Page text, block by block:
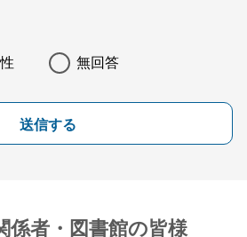
無回答
送信する
係者・図書館の皆様